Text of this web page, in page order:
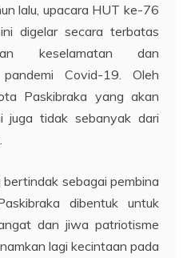
lalu, upacara HUT ke-76
digelar secara terbatas
keselamatan dan
Covid-19. Oleh
Paskibraka yang akan
juga tidak sebanyak dari
sebagai pembina
dibentuk untuk
dan jiwa patriotisme
lagi kecintaan pada